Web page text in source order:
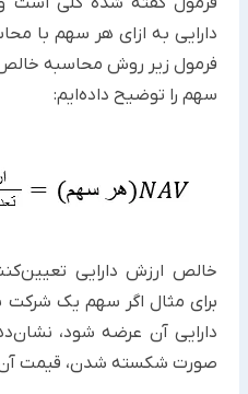
دارایی‌ به ازای هر سهم با
فرمول زیر روش محاسبه خالص
سهم را توضیح داده‌ایم:
خالص ارزش دارایی
برای مثال اگر سهم یک شرکت
دارایی آن عرضه شود،
صورت شکسته شدن، قیمت